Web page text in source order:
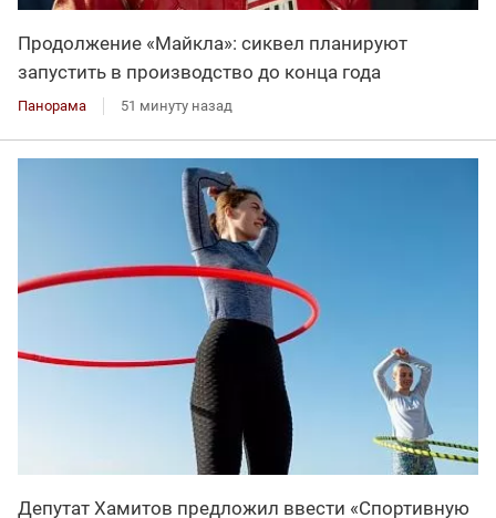
Продолжение «Майкла»: сиквел планируют
запустить в производство до конца года
Панорама 51 минуту назад
Депутат Хамитов предложил ввести «Спортивную